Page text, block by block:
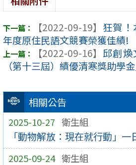
相關公告
2025-10-27 衛生組
「動物解放：現在就行動」
2025-09-24 衛生組
【2022-09-19】 狂賀
年度原住民語文競賽榮獲佳績!
【2022-09-16】 邱創煥
（第十三屆）績優清寒獎助學金